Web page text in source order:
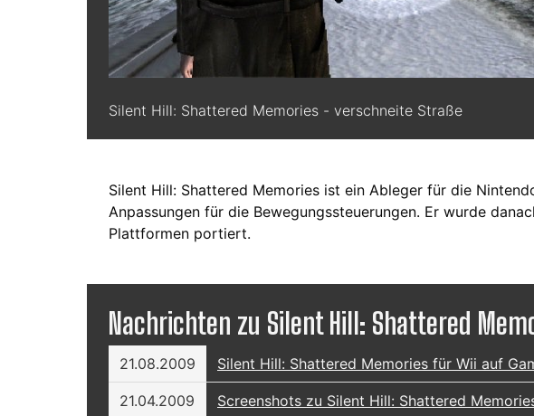
Silent Hill: Shattered Memories - verschneite Straße
Silent Hill: Shattered Memories ist ein Ableger für die
Anpassungen für die Bewegungssteuerungen. Er wurde
Plattformen portiert.
Nachrichten zu Silent Hill: Shattered
21.08.2009 Silent Hill: Shattered Memories für Wii auf
21.04.2009 Screenshots zu Silent Hill: Shattered